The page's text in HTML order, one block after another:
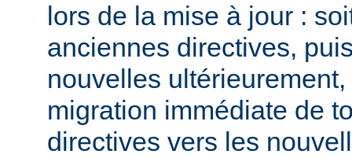
lors de la mise à jour :
anciennes directives,
nouvelles
migration immédiate de
directives vers les